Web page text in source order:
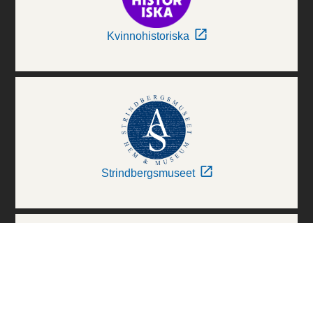
Kvinnohistoriska
Strindbergsmuseet